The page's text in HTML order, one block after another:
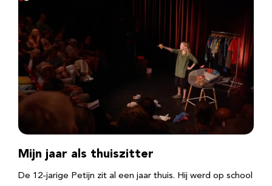
Mijn jaar als thuiszitter
De 12-jarige Petijn zit al een jaar thuis. Hij werd op school